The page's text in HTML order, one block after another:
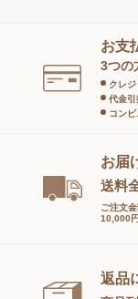
スキンケア
お支
3つの
クレ
代金引
コンビ
お届
送料
ご注文
10,000
返品